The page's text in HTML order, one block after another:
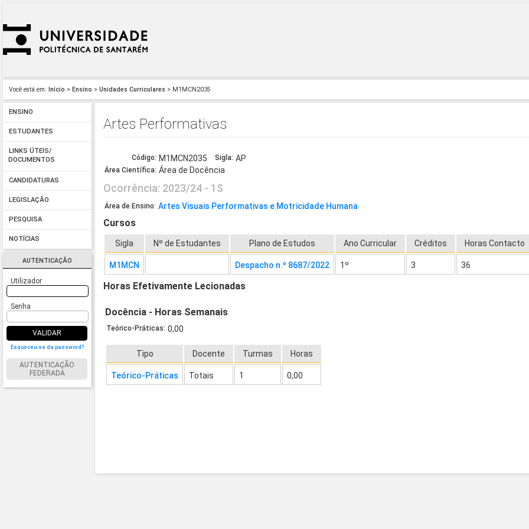
Você está em: Início > Ensino > Unidades Curriculares > M1MCN2035
ENSINO
ESTUDANTES
LINKS ÚTEIS/
DOCUMENTOS
CANDIDATURAS
LEGISLAÇÃO
PESQUISA
NOTÍCIAS
AUTENTICAÇÃO
Utilizador
Senha
VALIDAR
Esqueceu-se da password?
AUTENTICAÇÃO
FEDERADA
Artes Performativas
Código: M1MCN2035 Sigla: AP
Área Científica: Área de Docência
Ocorrência: 2023/24 - 1S
Área de Ensino: Artes Visuais Performativas e Motricidade Humana
Cursos
Sigla Nº de Estudantes Plano de Estudos Ano Curricular Créditos Horas Contacto
M1MCN Despacho n.º 8687/2022 1º 3 36
Horas Efetivamente Lecionadas
Docência - Horas Semanais
Teórico-Práticas: 0,00
Tipo Docente Turmas Horas
Teórico-Práticas Totais 1 0,00